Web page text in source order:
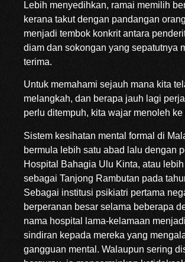
Lebih menyedihkan, ramai memilih
kerana takut dengan pandangan
menjadi tembok konkrit antara
diam dan sokongan yang sepatutnya
terima.
Untuk memahami sejauh mana kita
melangkah, dan berapa jauh lagi
perlu ditempuh, kita wajar menoleh ke
Sistem kesihatan mental formal di
bermula lebih satu abad lalu dengan
Hospital Bahagia Ulu Kinta, atau
sebagai Tanjong Rambutan pada
Sebagai institusi psikiatri pertama
berperanan besar selama beberapa
nama hospital lama-kelamaan
sindiran kepada mereka yang
gangguan mental. Walaupun sering